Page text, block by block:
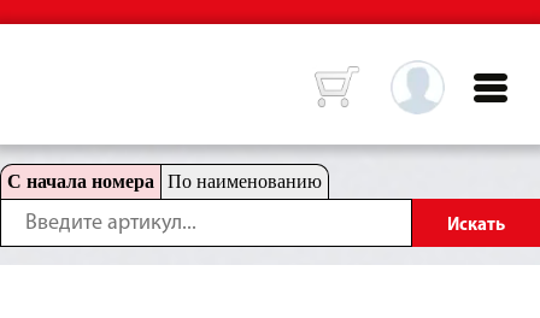
С начала номера По наименованию